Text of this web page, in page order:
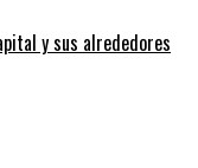
y sus alrededores